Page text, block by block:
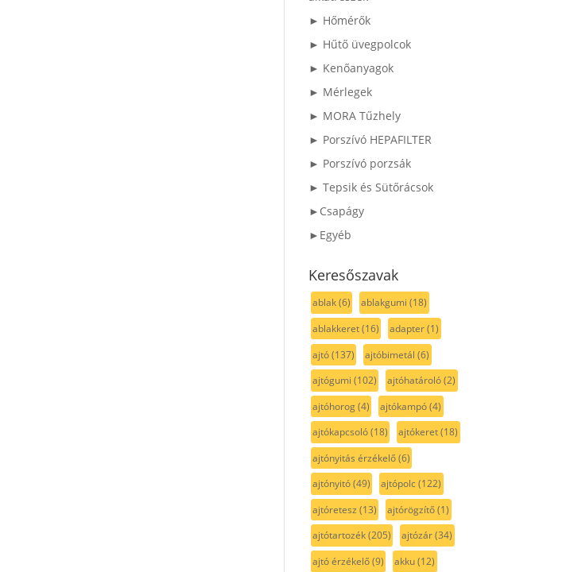
► Hőmérők
► Hűtő üvegpolcok
► Kenőanyagok
► Mérlegek
► MORA Tűzhely
► Porszívó HEPAFILTER
► Porszívó porzsák
► Tepsik és Sütőrácsok
►Csapágy
►Egyéb
Keresőszavak
ablak(6) ablakgumi (18)
ablakkeret(16) adapter(1)
ajtó(137) ajtóbimetál (6)
ajtógumi (102) ajtóhatároló(2)
ajtóhorog(4) ajtókampó(4)
ajtókapcsoló(18) ajtókeret(18)
ajtónyitás érzékelő(6)
ajtónyitó(49) ajtópolc(122)
ajtóretesz (13) ajtórögzítő(1)
ajtótartozék(205) ajtózár(34)
ajtó érzékelő(9) akku(12)